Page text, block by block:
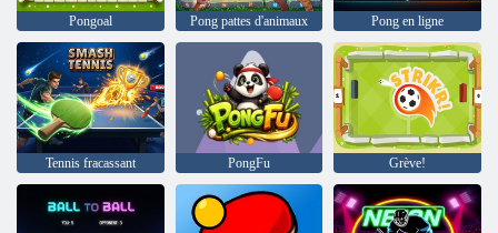
Pongoal Pong pattes d'animaux Pong en ligne
Tennis fracassant PongFu Grève!